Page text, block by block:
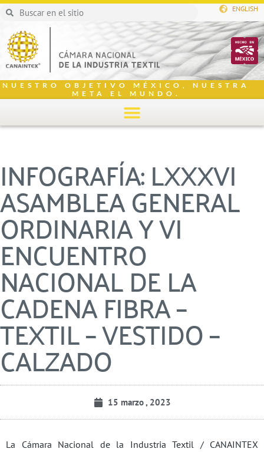
ENGLISH
NUESTRO OBJETIVO MÉXICO, NUESTRA
META EL MUNDO.
INFOGRAFÍA: LXXXVI
ASAMBLEA GENERAL
ORDINARIA Y VI
ENCUENTRO
NACIONAL DE LA
CADENA FIBRA –
TEXTIL – VESTIDO –
CALZADO
15 marzo , 2023
La Cámara Nacional de la Industria Textil / CANAINTEX